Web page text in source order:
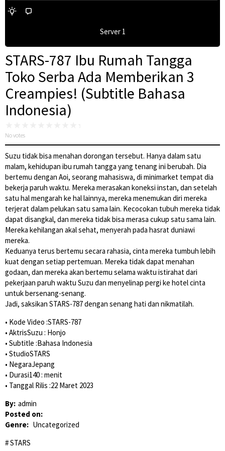
Server 1
STARS-787 Ibu Rumah Tangga
Toko Serba Ada Memberikan 3
Creampies! (Subtitle Bahasa
Indonesia)
No votes
Suzu tidak bisa menahan dorongan tersebut. Hanya dalam satu
malam, kehidupan ibu rumah tangga yang tenang ini berubah. Dia
bertemu dengan Aoi, seorang mahasiswa, di minimarket tempat dia
bekerja paruh waktu. Mereka merasakan koneksi instan, dan setelah
satu hal mengarah ke hal lainnya, mereka menemukan diri mereka
terjerat dalam pelukan satu sama lain. Kecocokan tubuh mereka tidak
dapat disangkal, dan mereka tidak bisa merasa cukup satu sama lain.
Mereka kehilangan akal sehat, menyerah pada hasrat duniawi
mereka.
Keduanya terus bertemu secara rahasia, cinta mereka tumbuh lebih
kuat dengan setiap pertemuan. Mereka tidak dapat menahan
godaan, dan mereka akan bertemu selama waktu istirahat dari
pekerjaan paruh waktu Suzu dan menyelinap pergi ke hotel cinta
untuk bersenang-senang.
Jadi, saksikan STARS-787 dengan senang hati dan nikmatilah.
• Kode Video :STARS-787
• AktrisSuzu : Honjo
• Subtitle :Bahasa Indonesia
• StudioSTARS
• NegaraJepang
• Durasi140 : menit
• Tanggal Rilis :22 Maret 2023
By: admin
Posted on:
Genre: Uncategorized
STARS